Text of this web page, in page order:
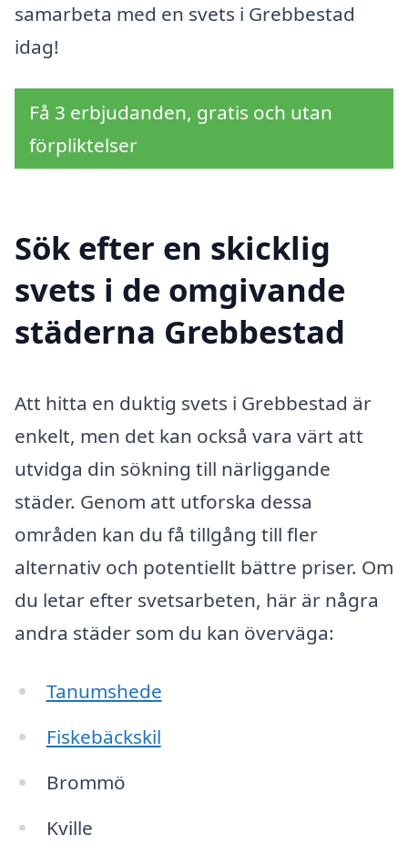
samarbeta med en svets i Grebbestad
idag!
Få 3 erbjudanden, gratis och utan
förpliktelser
Sök efter en skicklig
svets i de omgivande
städerna Grebbestad
Att hitta en duktig svets i Grebbestad är
enkelt, men det kan också vara värt att
utvidga din sökning till närliggande
städer. Genom att utforska dessa
områden kan du få tillgång till fler
alternativ och potentiellt bättre priser. Om
du letar efter svetsarbeten, här är några
andra städer som du kan överväga:
Tanumshede
Fiskebäckskil
Brommö
Kville